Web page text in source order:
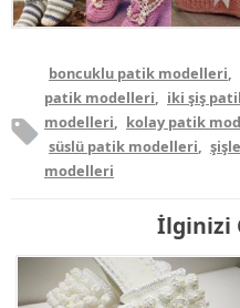
boncuklu patik modelleri,
patik modelleri, iki şiş
modelleri, kolay patik
süslü patik modelleri,
modelleri
İlginizi